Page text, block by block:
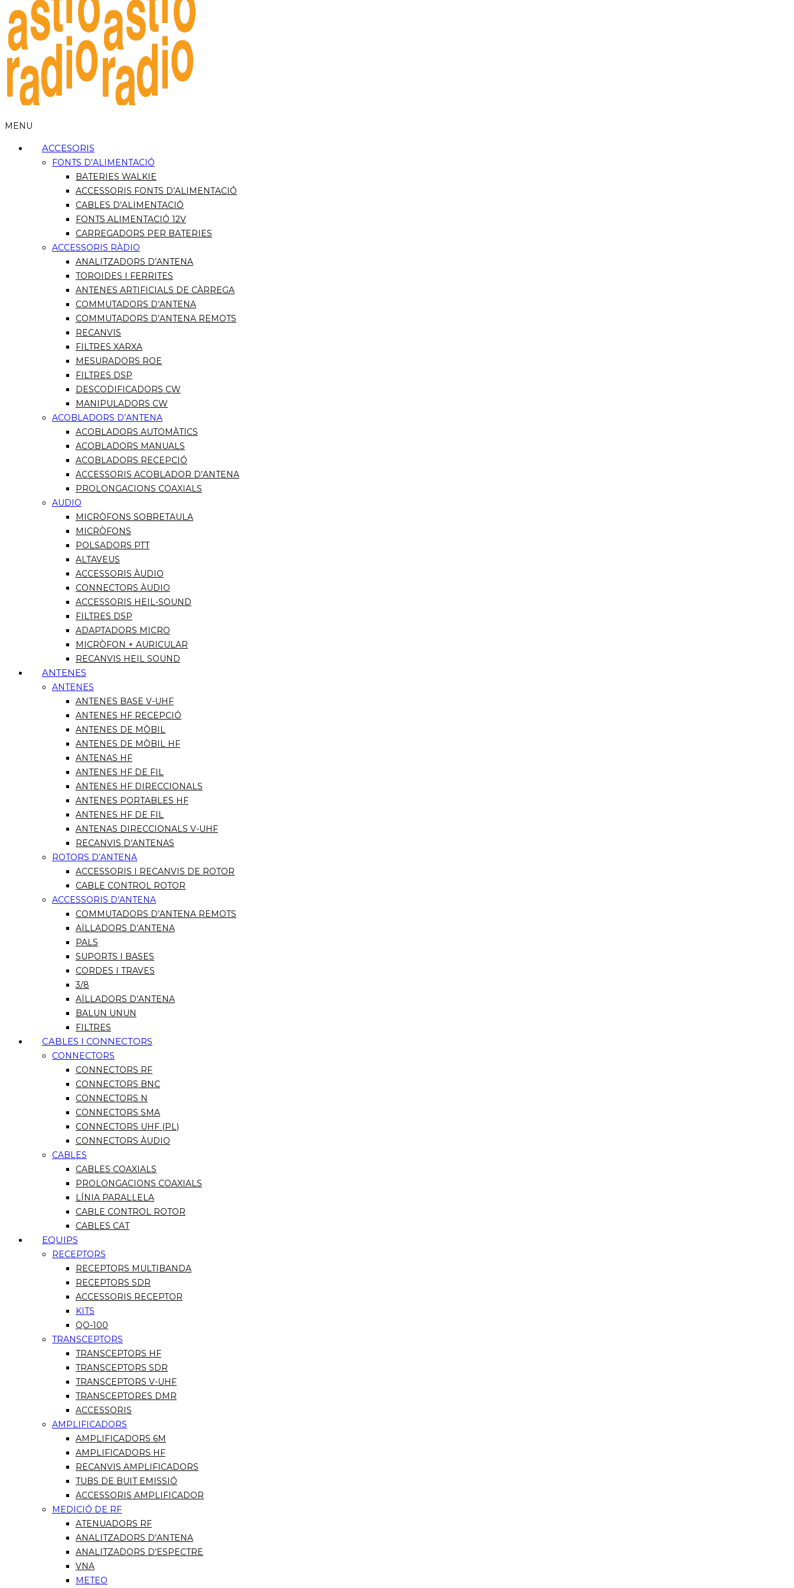
MENU
ACCESORIS
FONTS D’ALIMENTACIÓ
BATERIES WALKIE
ACCESSORIS FONTS D’ALIMENTACIÓ
CABLES D’ALIMENTACIÓ
FONTS ALIMENTACIÓ 12V
CARREGADORS PER BATERIES
ACCESSORIS RÀDIO
ANALITZADORS D’ANTENA
TOROIDES I FERRITES
ANTENES ARTIFICIALS DE CÀRREGA
COMMUTADORS D’ANTENA
COMMUTADORS D’ANTENA REMOTS
RECANVIS
FILTRES XARXA
MESURADORS ROE
FILTRES DSP
DESCODIFICADORS CW
MANIPULADORS CW
ACOBLADORS D’ANTENA
ACOBLADORS AUTOMÀTICS
ACOBLADORS MANUALS
ACOBLADORS RECEPCIÓ
ACCESSORIS ACOBLADOR D’ANTENA
PROLONGACIONS COAXIALS
AUDIO
MICRÒFONS SOBRETAULA
MICRÒFONS
POLSADORS PTT
ALTAVEUS
ACCESSORIS ÀUDIO
CONNECTORS ÀUDIO
ACCESSORIS HEIL-SOUND
FILTRES DSP
ADAPTADORS MICRO
MICRÒFON + AURICULAR
RECANVIS HEIL SOUND
ANTENES
ANTENES
ANTENES BASE V-UHF
ANTENES HF RECEPCIÓ
ANTENES DE MÒBIL
ANTENES DE MÒBIL HF
ANTENAS HF
ANTENES HF DE FIL
ANTENES HF DIRECCIONALS
ANTENES PORTABLES HF
ANTENES HF DE FIL
ANTENAS DIRECCIONALS V-UHF
RECANVIS D’ANTENAS
ROTORS D’ANTENA
ACCESSORIS I RECANVIS DE ROTOR
CABLE CONTROL ROTOR
ACCESSORIS D’ANTENA
COMMUTADORS D’ANTENA REMOTS
AÏLLADORS D’ANTENA
PALS
SUPORTS I BASES
CORDES I TRAVES
3/8
AÏLLADORS D’ANTENA
BALUN UNUN
FILTRES
CABLES I CONNECTORS
CONNECTORS
CONNECTORS RF
CONNECTORS BNC
CONNECTORS N
CONNECTORS SMA
CONNECTORS UHF (PL)
CONNECTORS ÀUDIO
CABLES
CABLES COAXIALS
PROLONGACIONS COAXIALS
LÍNIA PARAL·LELA
CABLE CONTROL ROTOR
CABLES CAT
EQUIPS
RECEPTORS
RECEPTORS MULTIBANDA
RECEPTORS SDR
ACCESSORIS RECEPTOR
KITS
QO-100
TRANSCEPTORS
TRANSCEPTORS HF
TRANSCEPTORS SDR
TRANSCEPTORS V-UHF
TRANSCEPTORES DMR
ACCESSORIS
AMPLIFICADORS
AMPLIFICADORS 6M
AMPLIFICADORS HF
RECANVIS AMPLIFICADORS
TUBS DE BUIT EMISSIÓ
ACCESSORIS AMPLIFICADOR
MEDICIÓ DE RF
ATENUADORS RF
ANALITZADORS D’ANTENA
ANALITZADORS D’ESPECTRE
VNA
METEO